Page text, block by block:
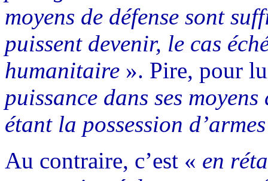
moyens de défense sont
puissent devenir, le cas
humanitaire ». Pire, pour
puissance dans ses
étant la possession
Au contraire, c’est « en